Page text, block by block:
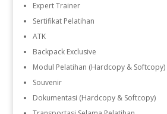
Expert Trainer
Sertifikat Pelatihan
ATK
Backpack Exclusive
Modul Pelatihan (Hardcopy & Softcopy)
Souvenir
Dokumentasi (Hardcopy & Softcopy)